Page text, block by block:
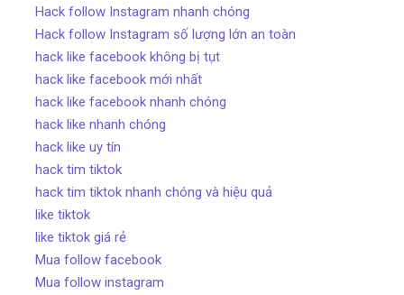
Hack follow Instagram nhanh chóng
Hack follow Instagram số lượng lớn an toàn
hack like facebook không bị tụt
hack like facebook mới nhất
hack like facebook nhanh chóng
hack like nhanh chóng
hack like uy tín
hack tim tiktok
hack tim tiktok nhanh chóng và hiệu quả
like tiktok
like tiktok giá rẻ
Mua follow facebook
Mua follow instagram